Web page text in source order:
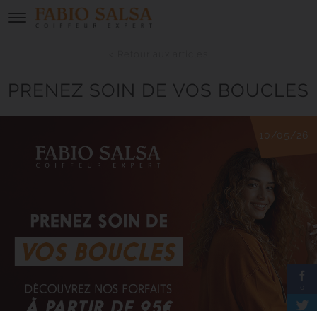
PRENEZ SOIN DE VOS BOUCLES
10/05/26